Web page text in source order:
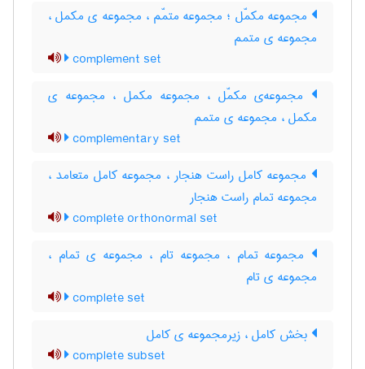
مجموعه مکمّل ؛ مجموعه متمّم ، مجموعه ی مکمل ،
مجموعه ی متمم
complement set
مجموعه‌ی مکمّل ، مجموعه مکمل ، مجموعه ی
مکمل ، مجموعه ی متمم
complementary set
مجموعه کامل راست هنجار ، مجموعه کامل متعامد ،
مجموعه تمام راست هنجار
complete orthonormal set
مجموعه تمام ، مجموعه تام ، مجموعه ی تمام ،
مجموعه ی تام
complete set
بخش کامل ، زیرمجموعه ی کامل
complete subset